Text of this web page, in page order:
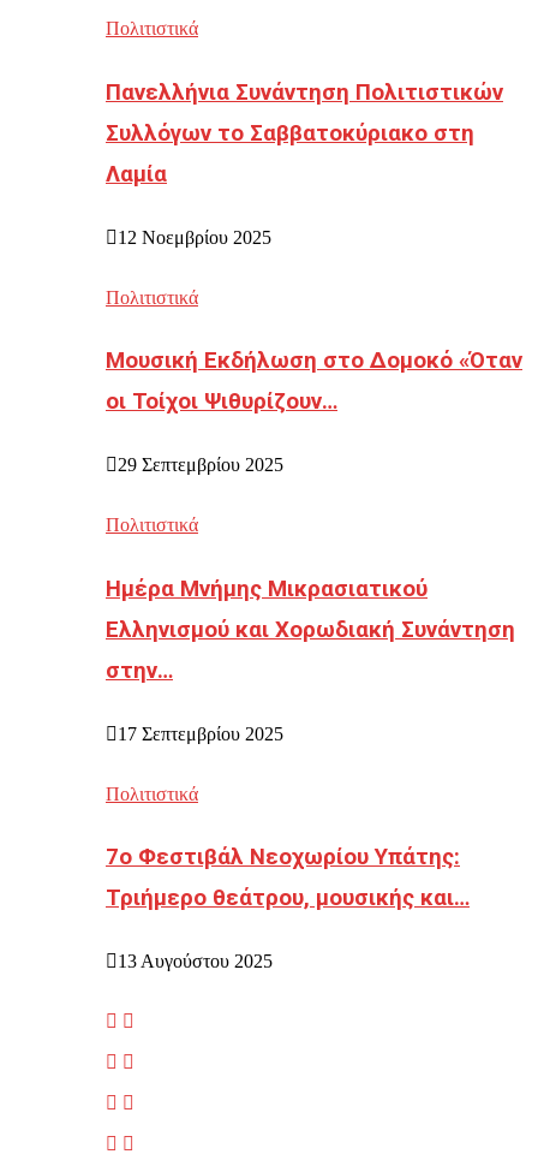
Πολιτιστικά
Πανελλήνια Συνάντηση Πολιτιστικών
Συλλόγων το Σαββατοκύριακο στη
Λαμία
12 Νοεμβρίου 2025
Πολιτιστικά
Μουσική Εκδήλωση στο Δομοκό «Όταν
οι Τοίχοι Ψιθυρίζουν…
29 Σεπτεμβρίου 2025
Πολιτιστικά
Ημέρα Μνήμης Μικρασιατικού
Ελληνισμού και Χορωδιακή Συνάντηση
στην…
17 Σεπτεμβρίου 2025
Πολιτιστικά
7ο Φεστιβάλ Νεοχωρίου Υπάτης:
Τριήμερο θεάτρου, μουσικής και…
13 Αυγούστου 2025